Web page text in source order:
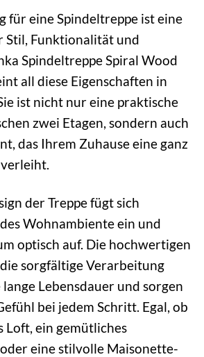
für eine Spindeltreppe ist eine
Stil, Funktionalität und
Spindeltreppe Spiral Wood
all diese Eigenschaften in
ist nicht nur eine praktische
zwei Etagen, sondern auch
das Ihrem Zuhause eine ganz
der Treppe fügt sich
Wohnambiente ein und
optisch auf. Die hochwertigen
sorgfältige Verarbeitung
Lebensdauer und sorgen
bei jedem Schritt. Egal, ob
Loft, ein gemütliches
eine stilvolle Maisonette-